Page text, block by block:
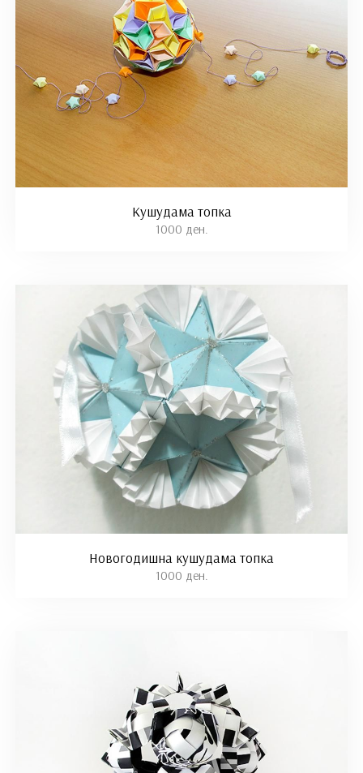
Кушудама топка
1000 ден.
Новогодишна кушудама топка
1000 ден.